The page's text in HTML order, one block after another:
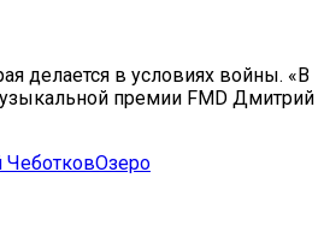
делается в условиях войны. «В
премии FMD Дмитрий
Озеро